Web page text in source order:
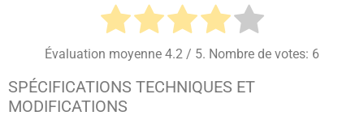
Évaluation moyenne 4.2 / 5. Nombre de votes: 6
SPÉCIFICATIONS TECHNIQUES ET
MODIFICATIONS